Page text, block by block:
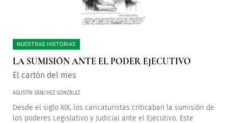
NUESTRAS HISTORIAS
LA SUMISIÓN ANTE EL PODER EJECUTIVO
El cartón del mes
AGUSTÍN SÁNCHEZ GONZÁLEZ
Desde el siglo XIX, los caricaturistas criticaban la sumisión de
los poderes Legislativo y Judicial ante el Ejecutivo. Este